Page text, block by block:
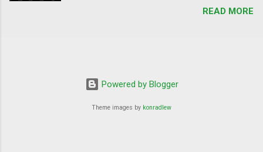
เทรดสามารถระบุแนวโน้มของราคาได้อย่าง
สภาพตลาด: - ในตลาดขาขึ้น: ช่วยค้นหาหุ้นที่มี
ครอบคลุมตั้งแต่ธุรกิจอาหารสัตว์ ธุรกิจฟาร์มเลี้ยง
ผลิตภัณฑ์จากเนื้อไก่ รวมถึง เนื้อไก่สด อาหาร
ประทาน จำหน่ายทั้งในประเทศและต่างประเทศ
READ MORE
Powered by Blogger
Theme images by konradlew